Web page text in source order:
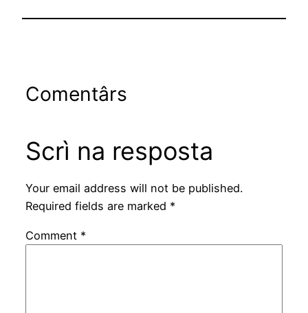
Comentârs
Scrì na resposta
Your email address will not be published.
Required fields are marked *
Comment *